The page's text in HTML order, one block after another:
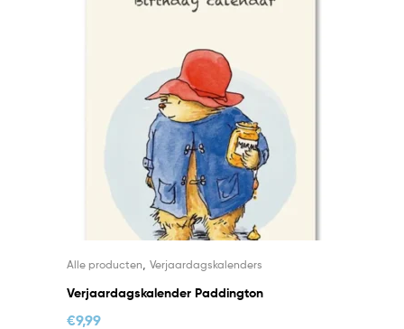
Alle producten Verjaardagskalenders
Verjaardagskalender Paddington
€9,99